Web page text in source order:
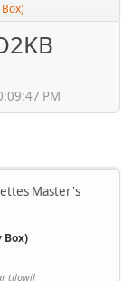
PM
Master's
Box)
tilowil